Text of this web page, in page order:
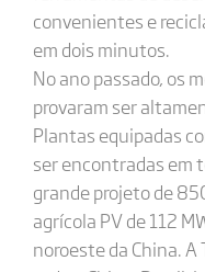
convenientes e
em dois minutos.
No ano passado, os
provaram ser
Plantas equipadas
ser encontradas em
grande projeto de
agrícola PV de 112
noroeste da China.